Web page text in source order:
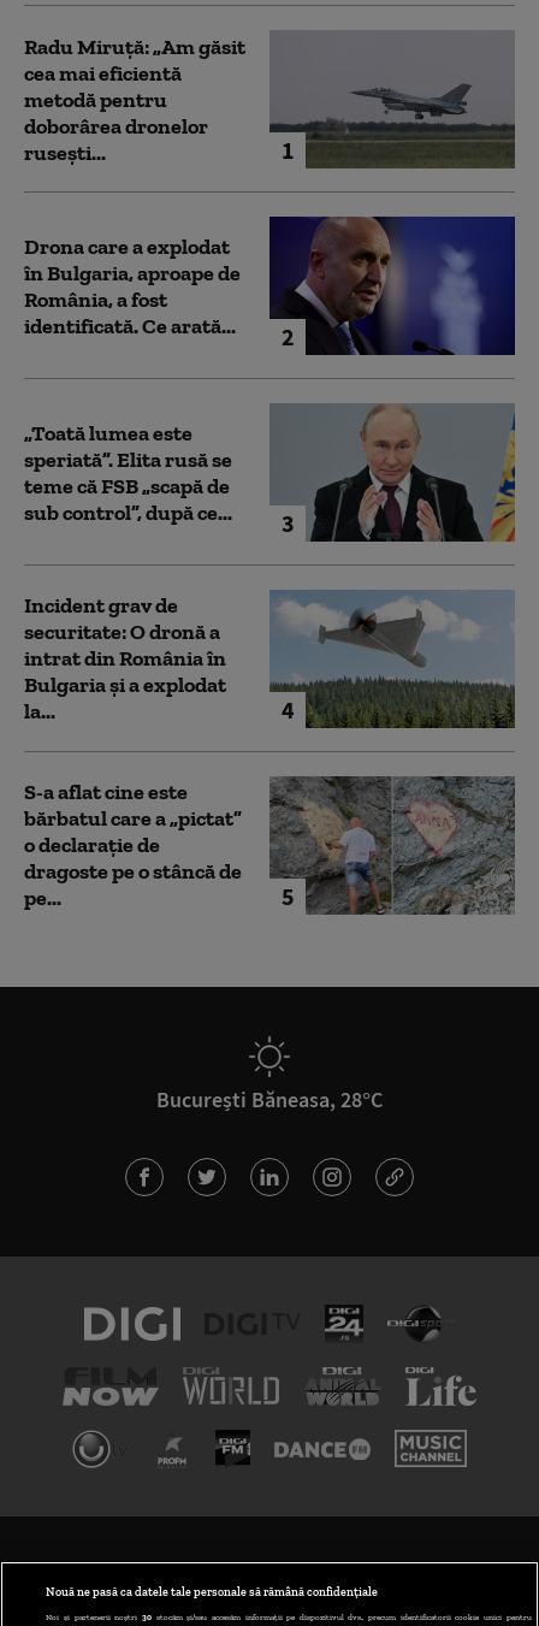
1
Radu Miruță: „Am găsit
cea mai eficientă
metodă pentru
doborârea dronelor
rusești...
2
Drona care a explodat
în Bulgaria, aproape de
România, a fost
identificată. Ce arată...
3
„Toată lumea este
speriată”. Elita rusă se
teme că FSB „scapă de
sub control”, după ce...
4
Incident grav de
securitate: O dronă a
intrat din România în
Bulgaria şi a explodat
la...
5
S-a aflat cine este
bărbatul care a „pictat”
o declarație de
dragoste pe o stâncă de
pe...
București Băneasa, 28°C
Nouă ne pasă ca datele tale personale să rămână confidențiale
Noi și partenerii noștri 30stocăm și/sau accesăm informații pe dispozitivul dvs., precum identificatorii cookie unici pentru